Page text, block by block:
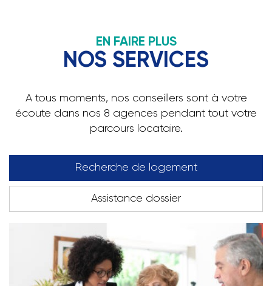
EN FAIRE PLUS
NOS SERVICES
A tous moments, nos conseillers sont à votre
écoute dans nos 8 agences pendant tout votre
parcours locataire.
Recherche de logement
Assistance dossier